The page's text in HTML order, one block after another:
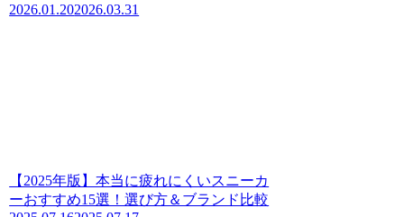
2026.01.202026.03.31
【2025年版】本当に疲れにくいスニーカ
ーおすすめ15選！選び方＆ブランド比較